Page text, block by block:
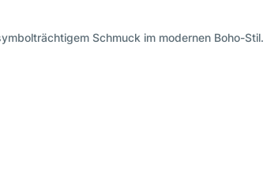
Schmuck im modernen Boho-Stil.